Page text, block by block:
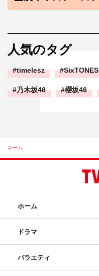
人気のタグ
timelesz SixTONES
乃木坂46 櫻坂46
ホーム
ホーム
ドラマ
バラエティ